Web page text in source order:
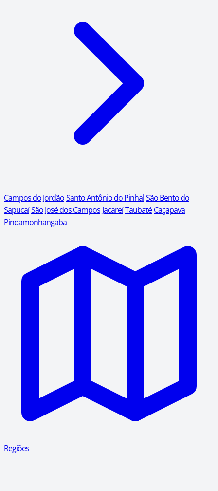
Campos do JordãoSanto Antônio do PinhalSão Bento do
SapucaíSão José dos Campos JacareíTaubaté Caçapava
Pindamonhangaba
Regiões